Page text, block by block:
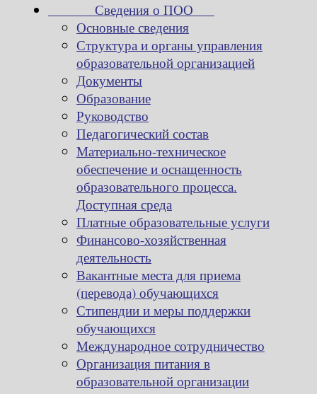
Сведения о ПОО
Основные сведения
Структура и органы управления
образовательной организацией
Документы
Образование
Руководство
Педагогический состав
Материально-техническое
обеспечение и оснащенность
образовательного процесса.
Доступная среда
Платные образовательные услуги
Финансово-хозяйственная
деятельность
Вакантные места для приема
(перевода) обучающихся
Стипендии и меры поддержки
обучающихся
Международное сотрудничество
Организация питания в
образовательной организации